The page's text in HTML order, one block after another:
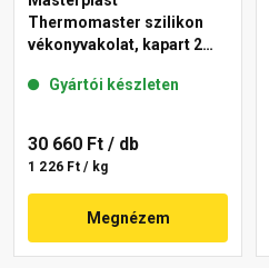
Thermomaster szilikon
vékonyvakolat, kapart 2
Gyártói készleten
30 660 Ft / db
1 226 Ft / kg
Megnézem